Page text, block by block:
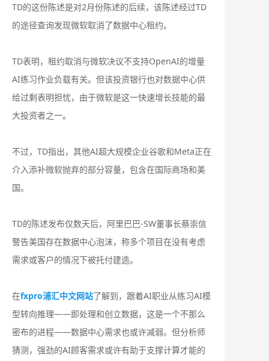
TD的这份陈述是对2月份陈述的后续，该陈述经过TD
的途径查询发现微软取消了数据中心租约。
TD表明，租约取消与微软决议不支持OpenAI的增量
AI练习作业负载有关。但该投资银行也对数据中心供
给过剩表明担忧，由于微软是这一快速增长技能的最
大投资者之一。
不过，TD指出，其他AI超大规模企业谷歌和Meta正在
介入添补微软抛弃的部分容量，包含在国际商场和美
国。
TD的陈述发布仅数天后，阿里巴巴-SW董事长蔡崇信
警告美国存在数据中心泡沫，称多个项目在没有考虑
需求或客户的情况下被托付建造。
在fxpro浦汇中文网站了解到，跟着AI职业从练习AI模
型转向推理——即处理和创立数据，这是一个不那么
密布的进程——数据中心需求也或许减弱。但分析师
猜测，强劲的AI顾客需求或许有助于支撑计算才能的